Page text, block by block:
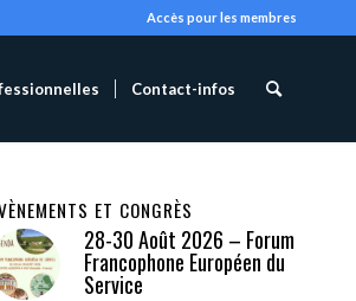
Accès pour les membres
Contact-infos
ET CONGRÈS
28-30 Août 2026 – Forum
Francophone Européen du
Service